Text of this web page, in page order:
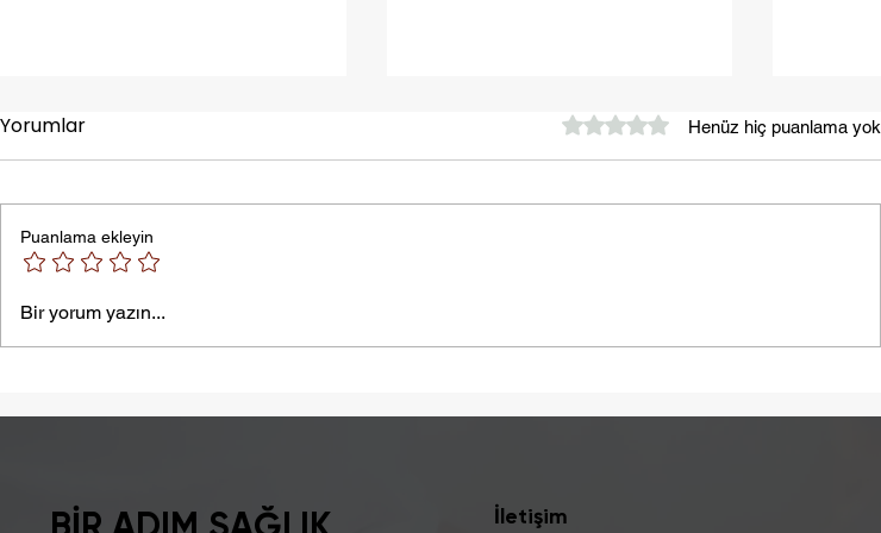
Sıcak Çarpması
İntoleransı Olabilir
Yorumlar 5 üzerinden 0 yıldızHenüz hiç puanlama yok
Puanlama ekleyin
Bir yorum yazın...
İletişim